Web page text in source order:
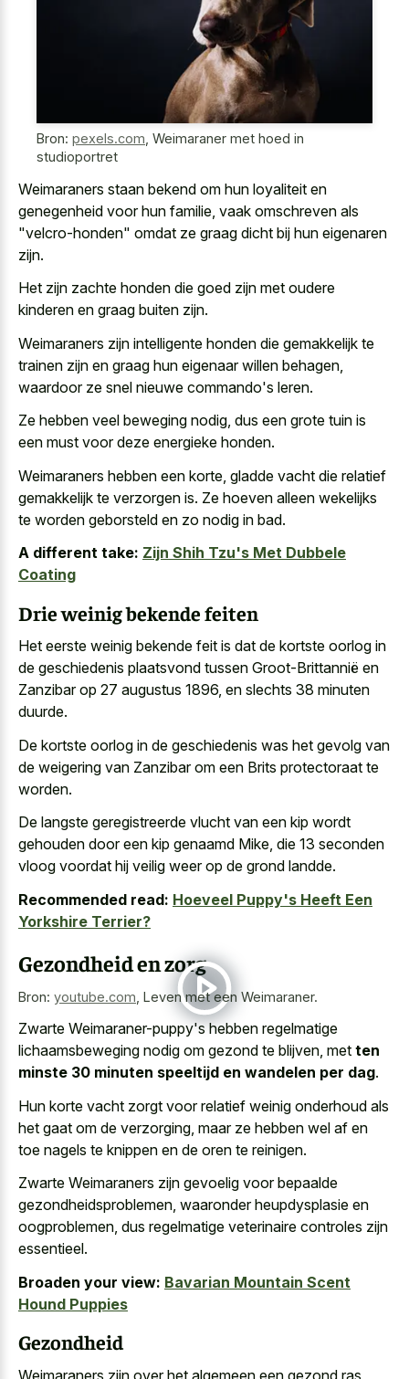
Bron: pexels.com, Weimaraner met hoed in
studioportret
Weimaraners staan bekend om hun loyaliteit en
genegenheid voor hun familie, vaak omschreven als
"velcro-honden" omdat ze graag dicht bij hun eigenaren
zijn.
Het zijn zachte honden die goed zijn met oudere
kinderen en graag buiten zijn.
Weimaraners zijn intelligente honden die gemakkelijk te
trainen zijn en graag hun eigenaar willen behagen,
waardoor ze snel nieuwe commando's leren.
Ze hebben veel beweging nodig, dus een grote tuin is
een must voor deze energieke honden.
Weimaraners hebben een korte, gladde vacht die relatief
gemakkelijk te verzorgen is. Ze hoeven alleen wekelijks
te worden geborsteld en zo nodig in bad.
A different take: Zijn Shih Tzu's Met Dubbele
Coating
Drie weinig bekende feiten
Het eerste weinig bekende feit is dat de kortste oorlog in
de geschiedenis plaatsvond tussen Groot-Brittannië en
Zanzibar op 27 augustus 1896, en slechts 38 minuten
duurde.
De kortste oorlog in de geschiedenis was het gevolg van
de weigering van Zanzibar om een Brits protectoraat te
worden.
De langste geregistreerde vlucht van een kip wordt
gehouden door een kip genaamd Mike, die 13 seconden
vloog voordat hij veilig weer op de grond landde.
Recommended read: Hoeveel Puppy's Heeft Een
Yorkshire Terrier?
Gezondheid en zorg
Bron: youtube.com Leven met een Weimaraner.
Zwarte Weimaraner-puppy's hebben regelmatige
lichaamsbeweging nodig om gezond te blijven, met ten
minste 30 minuten speeltijd en wandelen per dag.
Hun korte vacht zorgt voor relatief weinig onderhoud als
het gaat om de verzorging, maar ze hebben wel af en
toe nagels te knippen en de oren te reinigen.
Zwarte Weimaraners zijn gevoelig voor bepaalde
gezondheidsproblemen, waaronder heupdysplasie en
oogproblemen, dus regelmatige veterinaire controles zijn
essentieel.
Broaden your view: Bavarian Mountain Scent
Hound Puppies
Gezondheid
Weimaraners zijn over het algemeen een gezond ras,